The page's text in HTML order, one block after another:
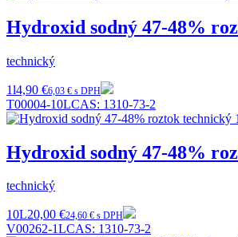
Hydroxid sodný 47-48%
technický
1l4,90 €6,03 € s DPH
T00004-10LCAS: 1310-73-2
Hydroxid sodný 47-48%
technický
10L20,00 €24,60 € s DPH
V00262-1LCAS: 1310-73-2